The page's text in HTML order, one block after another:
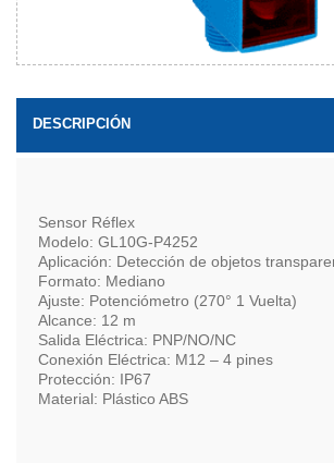
DESCRIPCIÓN
Sensor Réflex
Modelo: GL10G-P4252
Aplicación: Detección de objetos
Formato: Mediano
Ajuste: Potenciómetro (270° 1 Vuelta)
Alcance: 12 m
Salida Eléctrica: PNP/NO/NC
Conexión Eléctrica: M12 – 4 pines
Protección: IP67
Material: Plástico ABS